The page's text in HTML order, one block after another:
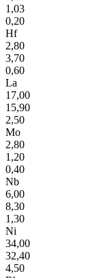
1,03
0,20
Hf
2,80
3,70
0,60
La
17,00
15,90
2,50
Mo
2,80
1,20
0,40
Nb
6,00
8,30
1,30
Ni
34,00
32,40
4,50